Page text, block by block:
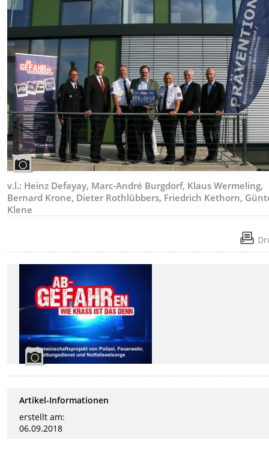
v.l.: Heinz Defayay, Marc-André Burgdorf, Klaus Wermeling,
Bernard Krone, Dieter Rothlübbers, Friedrich Kethorn,
Klene
Artikel-Informationen
erstellt am:
06.09.2018